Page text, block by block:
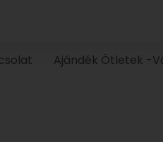
Ajándék Ötletek -